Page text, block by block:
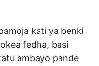
kati ya benki
fedha, basi
ambayo pande